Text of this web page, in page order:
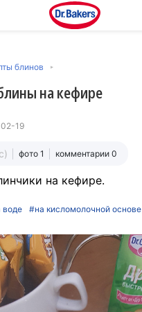
блинов
на кефире
19
фото 1 комментарии 0
на кефире.
воде #на кисломолочной основе